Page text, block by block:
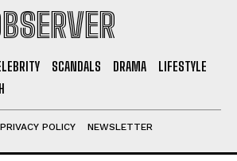
I WANT IN
the Privacy Policy
SCANDALS DRAMA
LIFESTYLE
PRIVACY POLICY NEWSLETTER